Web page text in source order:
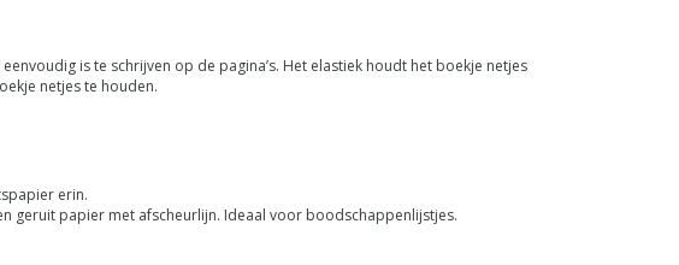
is te schrijven op de pagina’s. Het elastiek houdt het boekje netjes
netjes te houden.
erin.
geruit papier met afscheurlijn. Ideaal voor boodschappenlijstjes.